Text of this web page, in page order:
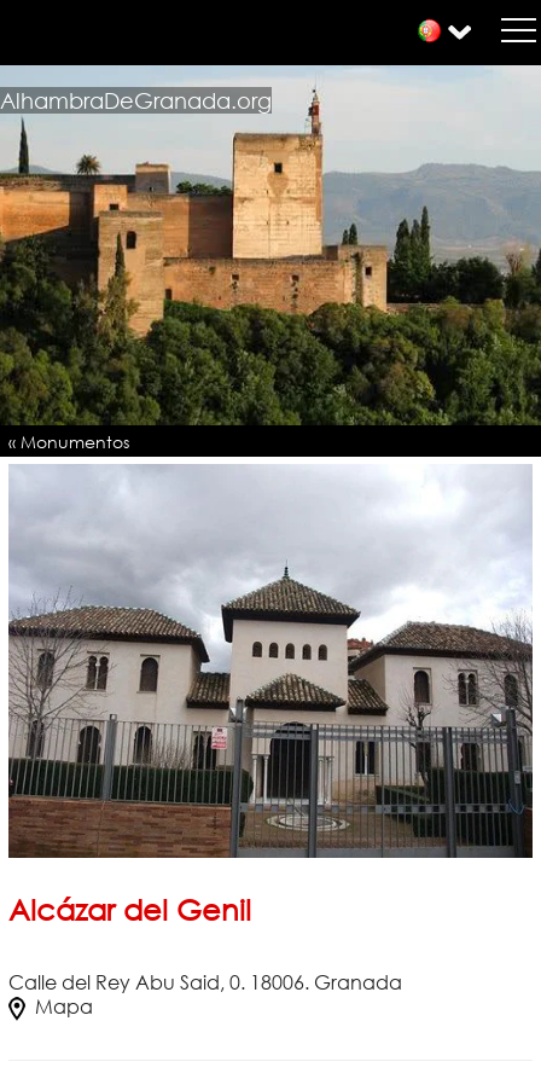
AlhambraDeGranada.org
« Monumentos
Alcázar del Genil
Calle del Rey Abu Said, 0. 18006. Granada
Mapa